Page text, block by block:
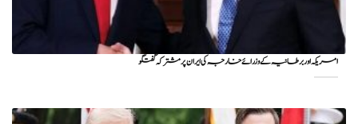
امریکہ اور برطانیہ کے وزرائے خارجہ کی ایران پر مشترکہ گفتگو